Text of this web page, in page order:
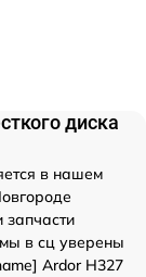
диска
в нашем
в сц уверены
Ardor H327